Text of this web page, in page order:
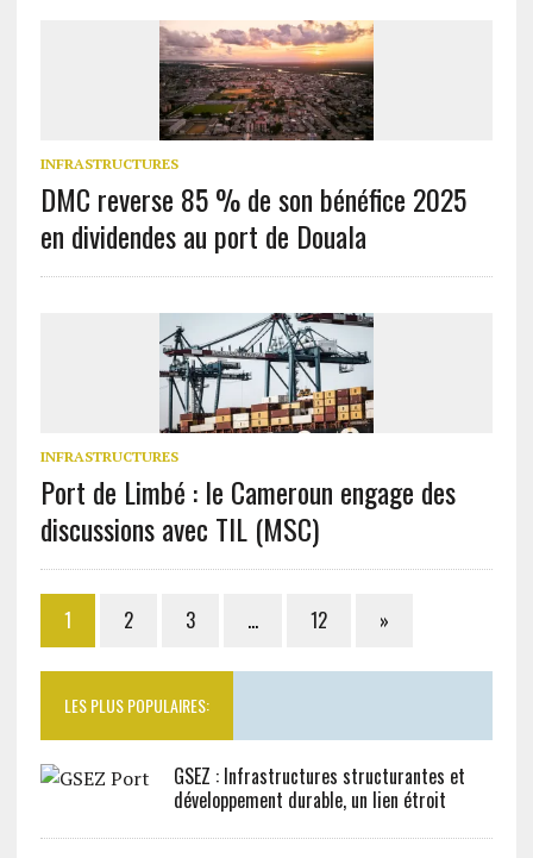
INFRASTRUCTURES
DMC reverse 85 % de son bénéfice 2025
en dividendes au port de Douala
INFRASTRUCTURES
Port de Limbé : le Cameroun engage des
discussions avec TIL (MSC)
1 2 3 … 12 »
LES PLUS POPULAIRES:
GSEZ : Infrastructures structurantes et
développement durable, un lien étroit